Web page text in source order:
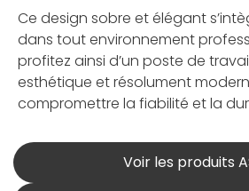
Ce design sobre et élégant
dans tout environnement
profitez ainsi d’un poste de
esthétique et résolument
compromettre la fiabilité et la
Voir les produits